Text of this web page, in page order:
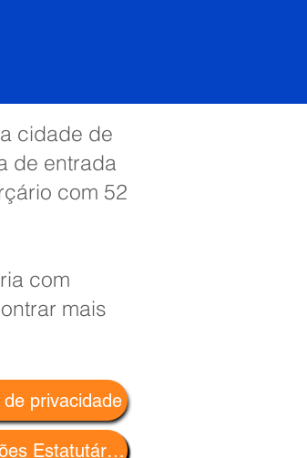
cidade de
de entrada
com 52
com
mais
de privacidade
Informações Estatutárias